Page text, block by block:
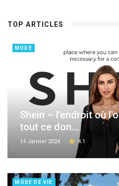
TOP ARTICLES
MODE
Shein – l'endroit où
tout ce don...
14 Janvier 2024 4.1
MODE DE VIE